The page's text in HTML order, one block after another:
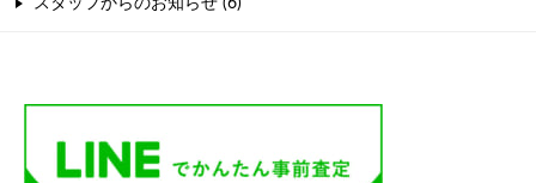
スタッフからのお知らせ (6)